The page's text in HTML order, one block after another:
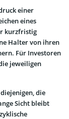
einer
eines
kurzfristig
Halter von ihren
Für Investoren
jeweiligen
die
Sicht bleibt